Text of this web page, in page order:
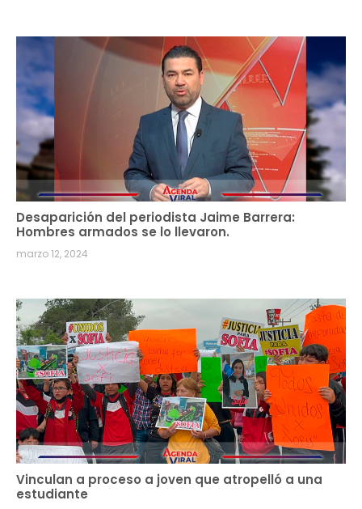
Desaparición del periodista Jaime Barrera:
Hombres armados se lo llevaron.
marzo 12, 2024
Vinculan a proceso a joven que atropelló a una
estudiante